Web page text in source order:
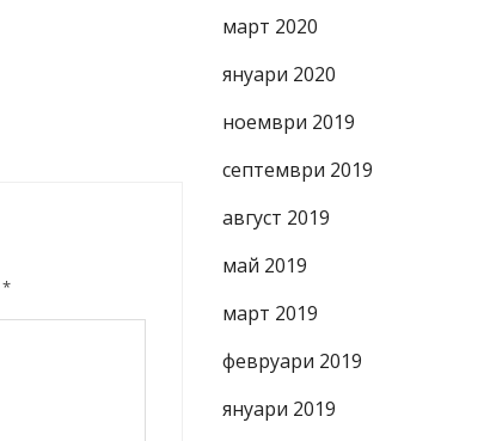
*
март 2020
януари 2020
ноември 2019
септември 2019
август 2019
май 2019
март 2019
февруари 2019
януари 2019